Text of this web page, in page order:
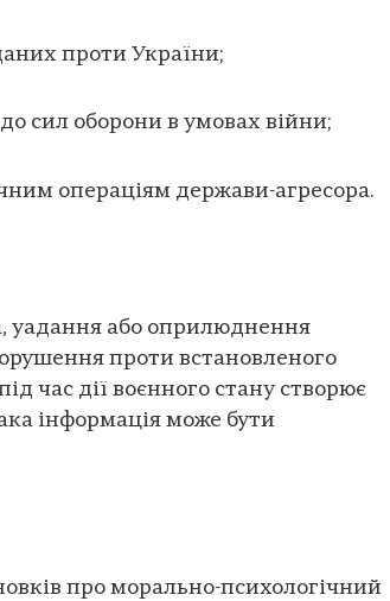
проти України;
сил оборони в умовах війни;
операціям держави-агресора.
yадання або оприлюднення
проти встановленого
час дії воєнного стану створює
інформація може бути
про морально-психологічний